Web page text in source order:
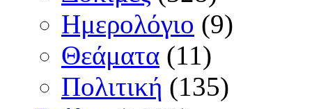
Ημερολόγιο (9)
Θεάματα (11)
Πολιτική (135)